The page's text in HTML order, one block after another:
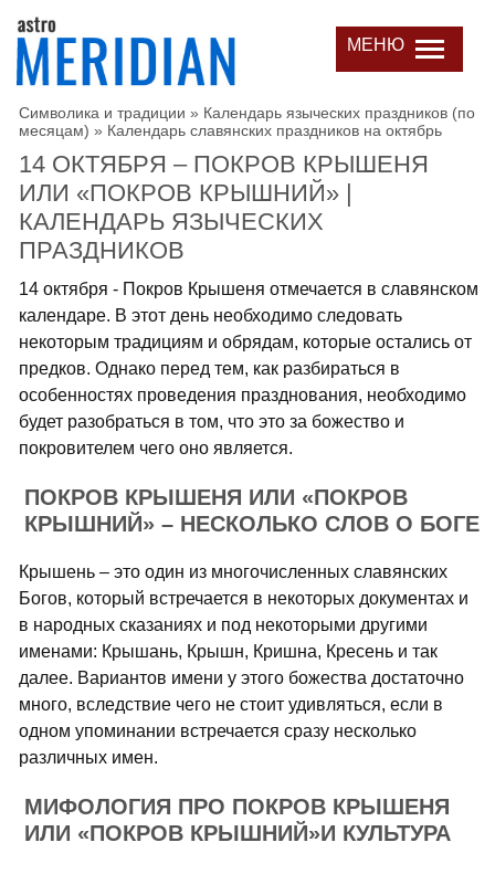
МЕНЮ
Символика и традиции » Календарь языческих праздников (по
месяцам) » Календарь славянских праздников на октябрь
14 ОКТЯБРЯ – ПОКРОВ КРЫШЕНЯ
ИЛИ «ПОКРОВ КРЫШНИЙ» |
КАЛЕНДАРЬ ЯЗЫЧЕСКИХ
ПРАЗДНИКОВ
14 октября - Покров Крышеня отмечается в славянском
календаре. В этот день необходимо следовать
некоторым традициям и обрядам, которые остались от
предков. Однако перед тем, как разбираться в
особенностях проведения празднования, необходимо
будет разобраться в том, что это за божество и
покровителем чего оно является.
ПОКРОВ КРЫШЕНЯ ИЛИ «ПОКРОВ
КРЫШНИЙ» – НЕСКОЛЬКО СЛОВ О БОГЕ
Крышень – это один из многочисленных славянских
Богов, который встречается в некоторых документах и
в народных сказаниях и под некоторыми другими
именами: Крышань, Крышн, Кришна, Кресень и так
далее. Вариантов имени у этого божества достаточно
много, вследствие чего не стоит удивляться, если в
одном упоминании встречается сразу несколько
различных имен.
МИФОЛОГИЯ ПРО ПОКРОВ КРЫШЕНЯ
ИЛИ «ПОКРОВ КРЫШНИЙ»И КУЛЬТУРА